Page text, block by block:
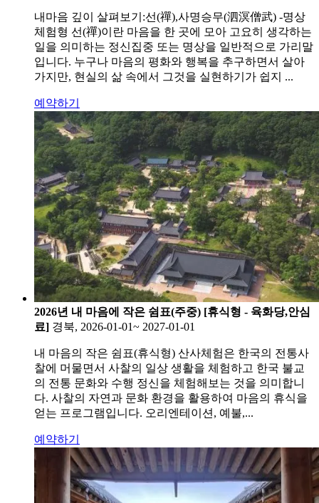
내마음 깊이 살펴보기:선(禪),사명승무(泗溟僧武) -명상
체험형 선(禪)이란 마음을 한 곳에 모아 고요히 생각하는
일을 의미하는 정신집중 또는 명상을 일반적으로 가리말
입니다. 누구나 마음의 평화와 행복을 추구하면서 살아
가지만, 현실의 삶 속에서 그것을 실현하기가 쉽지 ...
예약하기
2026년 내 마음에 작은 쉼표(주중) [휴식형 - 육화당,안심
료] 경북, 2026-01-01~ 2027-01-01
내 마음의 작은 쉼표(휴식형) 산사체험은 한국의 전통사
찰에 머물면서 사찰의 일상 생활을 체험하고 한국 불교
의 전통 문화와 수행 정신을 체험해보는 것을 의미합니
다. 사찰의 자연과 문화 환경을 활용하여 마음의 휴식을
얻는 프로그램입니다. 오리엔테이션, 예불,...
예약하기